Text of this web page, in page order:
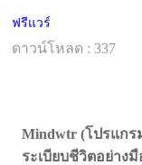
ฟรีแวร์
ดาวน์โหลด : 337
Mindwtr (โปรแก
ระเบียบชีวิตอย่าง